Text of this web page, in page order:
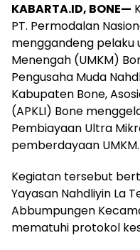
KABARTA.ID, BONE—
PT. Permodalan
menggandeng pelaku
Menengah (UMKM)
Pengusaha Muda
Kabupaten Bone,
(APKLI) Bone
Pembiayaan Ultra
pemberdayaan UMKM.
Kegiatan tersebut
Yayasan Nahdliyin La
Abbumpungen
mematuhi protokol